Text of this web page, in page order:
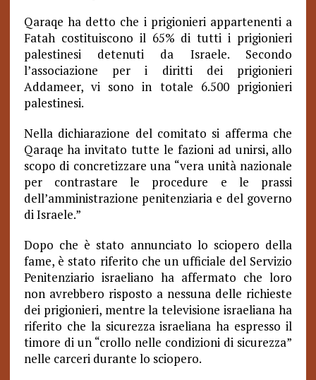
Qaraqe ha detto che i prigionieri appartenenti a
Fatah costituiscono il 65% di tutti i prigionieri
palestinesi detenuti da Israele. Secondo
l’associazione per i diritti dei prigionieri
Addameer, vi sono in totale 6.500 prigionieri
palestinesi.
Nella dichiarazione del comitato si afferma che
Qaraqe ha invitato tutte le fazioni ad unirsi, allo
scopo di concretizzare una “vera unità nazionale
per contrastare le procedure e le prassi
dell’amministrazione penitenziaria e del governo
di Israele.”
Dopo che è stato annunciato lo sciopero della
fame, è stato riferito che un ufficiale del Servizio
Penitenziario israeliano ha affermato che loro
non avrebbero risposto a nessuna delle richieste
dei prigionieri, mentre la televisione israeliana ha
riferito che la sicurezza israeliana ha espresso il
timore di un “crollo nelle condizioni di sicurezza”
nelle carceri durante lo sciopero.